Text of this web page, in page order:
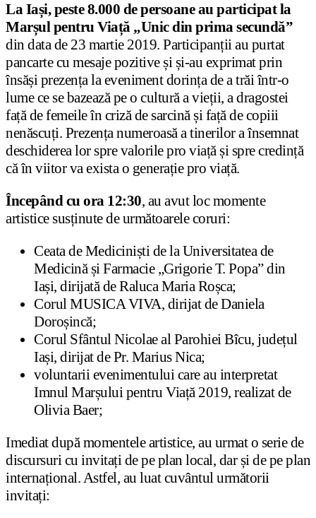
La Iași, peste 8.000 de persoane au participat la
Marșul pentru Viață „Unic din prima secundă”
din data de 23 martie 2019. Participanții au purtat
pancarte cu mesaje pozitive și și-au exprimat prin
însăși prezența la eveniment dorința de a trăi într-o
lume ce se bazează pe o cultură a vieții, a dragostei
față de femeile în criză de sarcină și față de copiii
nenăscuți. Prezența numeroasă a tinerilor a însemnat
deschiderea lor spre valorile pro viață și spre credință
că în viitor va exista o generație pro viață.
Începând cu ora 12:30, au avut loc momente
artistice susținute de următoarele coruri:
Ceata de Mediciniști de la Universitatea de
Medicină și Farmacie „Grigorie T. Popa” din
Iași, dirijată de Raluca Maria Roșca;
Corul MUSICA VIVA, dirijat de Daniela
Doroșincă;
Corul Sfântul Nicolae al Parohiei Bîcu, județul
Iași, dirijat de Pr. Marius Nica;
voluntarii evenimentului care au interpretat
Imnul Marșului pentru Viață 2019, realizat de
Olivia Baer;
Imediat după momentele artistice, au urmat o serie de
discursuri cu invitați de pe plan local, dar și de pe plan
internațional. Astfel, au luat cuvântul următorii
invitați: